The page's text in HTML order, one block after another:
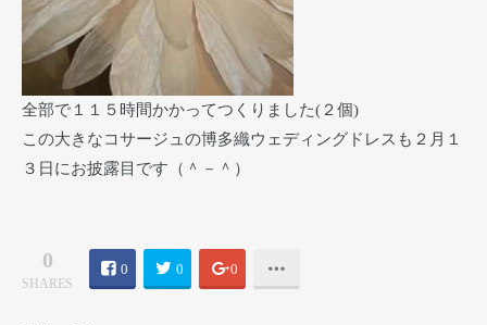
全部で１１５時間かかってつくりました(２個)
この大きなコサージュの博多織ウェディングドレスも２月１
３日にお披露目です（＾－＾）
0
SHARES
0 0 0